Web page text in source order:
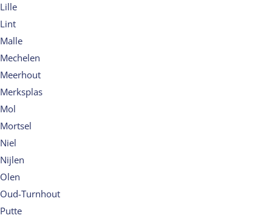
Lille
Lint
Malle
Mechelen
Meerhout
Merksplas
Mol
Mortsel
Niel
Nijlen
Olen
Oud-Turnhout
Putte